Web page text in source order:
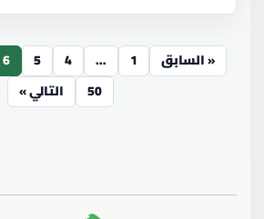
« السابق 1
…
4
5
6
50
التالي »